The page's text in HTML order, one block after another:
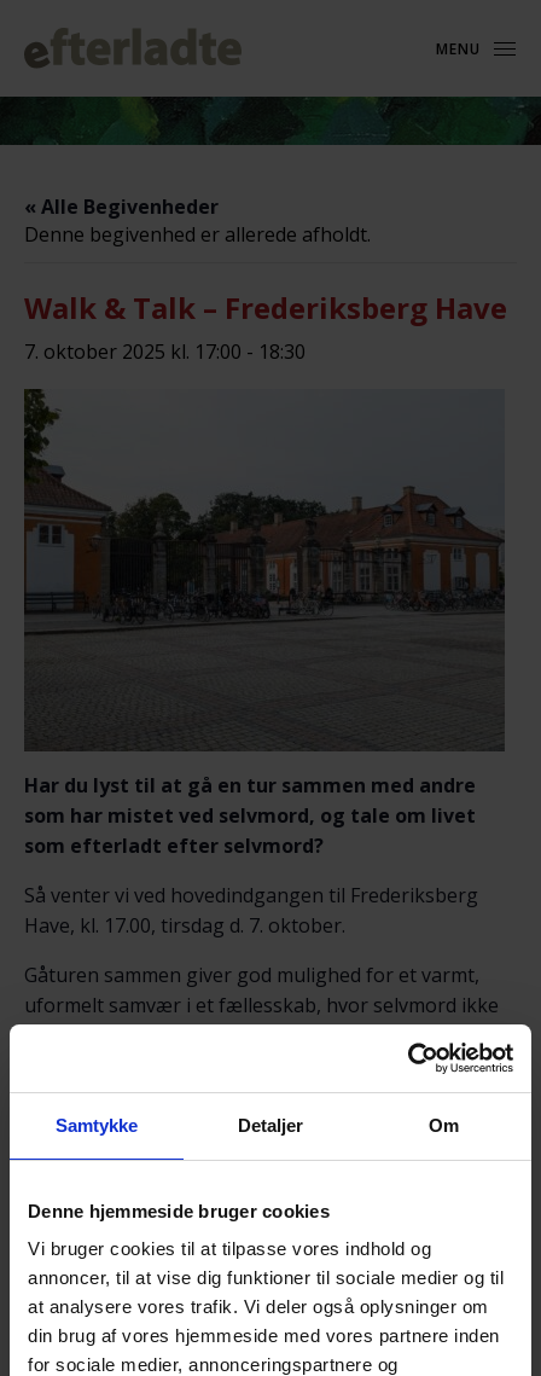
Samtykke Detaljer Om
Denne hjemmeside bruger cookies
Vi bruger cookies til at tilpasse vores indhold og
annoncer, til at vise dig funktioner til sociale medier og til
at analysere vores trafik. Vi deler også oplysninger om
din brug af vores hjemmeside med vores partnere inden
for sociale medier, annonceringspartnere og
MENU
« Alle Begivenheder
Denne begivenhed er allerede afholdt.
Walk & Talk – Frederiksberg Have
7. oktober 2025 kl. 17:00 - 18:30
Har du lyst til at gå en tur sammen med andre
som har mistet ved selvmord, og tale om livet
som efterladt efter selvmord?
Så venter vi ved hovedindgangen til Frederiksberg
Have, kl. 17.00, tirsdag d. 7. oktober.
Gåturen sammen giver god mulighed for et varmt,
uformelt samvær i et fællesskab, hvor selvmord ikke
selvom det regner og blæser.
Vi vil gerne have tilmelding til arrangementetsenest
https://efterladte.nemtilmeld.dk/520/
Alle er velkomne!
Du må gerne tage en ven med, hvis du har behov for
det.